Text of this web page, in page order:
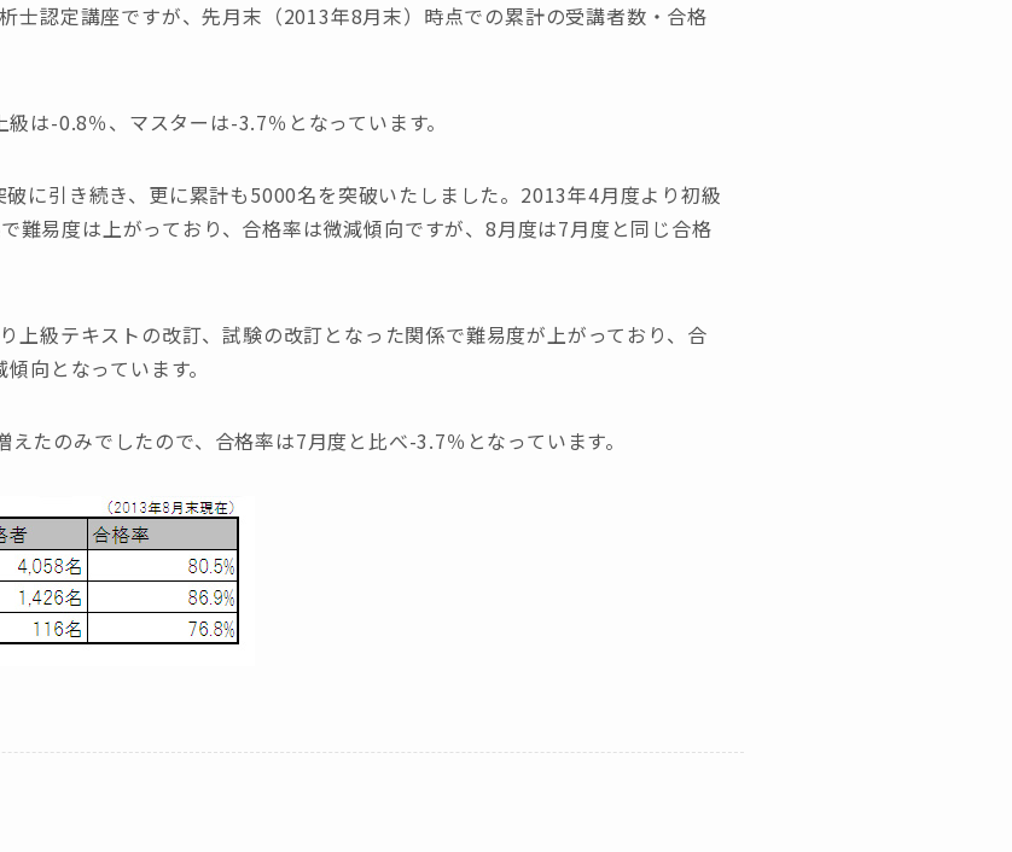
士認定講座ですが、先月末（2013年8月末）時点での累計の受講者数・合格
は-0.8％、マスターは-3.7％となっています。
に引き続き、更に累計も5000名を突破いたしました。2013年4月度より初級
難易度は上がっており、合格率は微減傾向ですが、8月度は7月度と同じ合格
上級テキストの改訂、試験の改訂となった関係で難易度が上がっており、合
向となっています。
たのみでしたので、合格率は7月度と比べ-3.7％となっています。